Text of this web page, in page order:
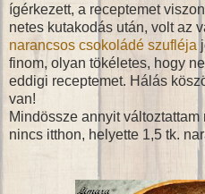
ígérkezett, a receptemet
netes kutakodás után, volt az
narancsos csokoládé szufléja
finom, olyan tökéletes, hogy
eddigi receptemet. Hálás
van!
Mindössze annyit
nincs itthon, helyette 1,5 tk.